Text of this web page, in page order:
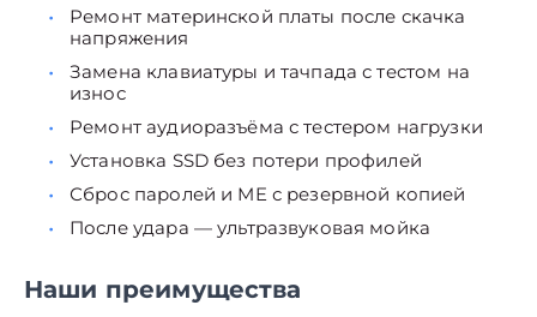
Ремонт материнской платы после скачка
напряжения
Замена клавиатуры и тачпада с тестом на
износ
Ремонт аудиоразъёма с тестером нагрузки
Установка SSD без потери профилей
Сброс паролей и ME с резервной копией
После удара — ультразвуковая мойка
Наши преимущества